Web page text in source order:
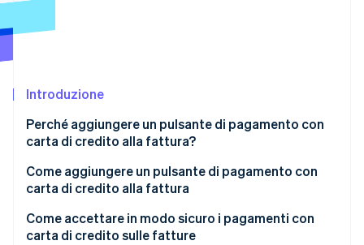
Radar
Costituzione di start-up
Rimozione del carbonio
Verifica online dell'identità
Introduzione
Perché aggiungere un pulsante di pagamento con
carta di credito alla fattura?
Come aggiungere un pulsante di pagamento con
carta di credito alla fattura
Stripe Invoicing
Come accettare in modo sicuro i pagamenti con
carta di credito sulle fatture